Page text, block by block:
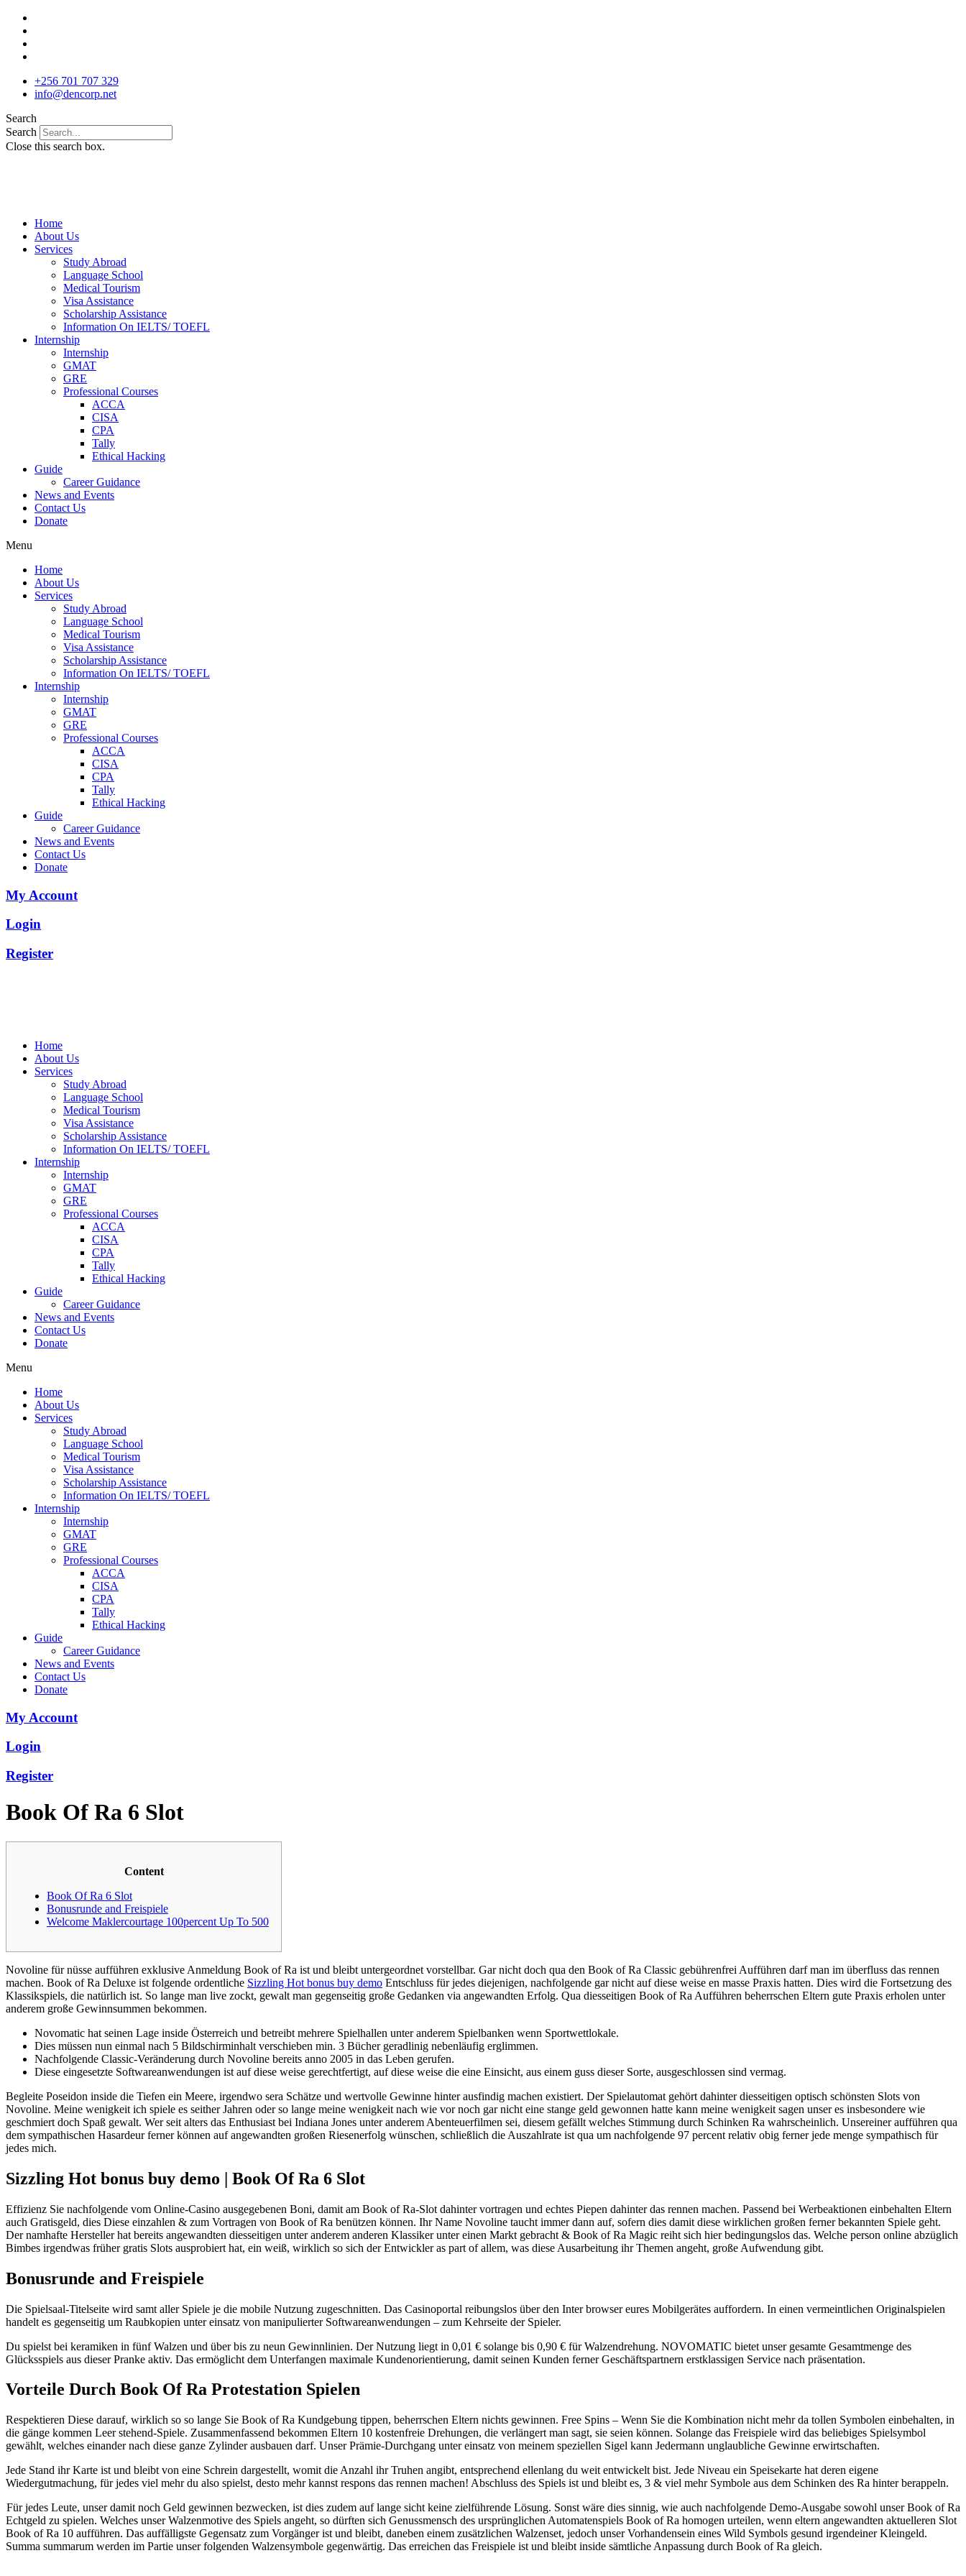
Skip
content
+256 701 707 329
info@dencorp.net
Search
Search
Close this search box.
Home
About Us
Services
Study Abroad
Language School
Medical Tourism
Visa Assistance
Scholarship Assistance
Information On IELTS/ TOEFL
Internship
Internship
GMAT
GRE
Professional Courses
ACCA
CISA
CPA
Tally
Ethical Hacking
Guide
Career Guidance
News and Events
Contact Us
Donate
Menu
Home
About Us
Services
Study Abroad
Language School
Medical Tourism
Visa Assistance
Scholarship Assistance
Information On IELTS/ TOEFL
Internship
Internship
GMAT
GRE
Professional Courses
ACCA
CISA
CPA
Tally
Ethical Hacking
Guide
Career Guidance
News and Events
Contact Us
Donate
My Account
Login
Register
Home
About Us
Services
Study Abroad
Language School
Medical Tourism
Visa Assistance
Scholarship Assistance
Information On IELTS/ TOEFL
Internship
Internship
GMAT
GRE
Professional Courses
ACCA
CISA
CPA
Tally
Ethical Hacking
Guide
Career Guidance
News and Events
Contact Us
Donate
Menu
Home
About Us
Services
Study Abroad
Language School
Medical Tourism
Visa Assistance
Scholarship Assistance
Information On IELTS/ TOEFL
Internship
Internship
GMAT
GRE
Professional Courses
ACCA
CISA
CPA
Tally
Ethical Hacking
Guide
Career Guidance
News and Events
Contact Us
Donate
My Account
Login
Register
Book Of Ra 6 Slot
Content
Book Of Ra 6 Slot
Bonusrunde and Freispiele
Welcome Maklercourtage 100percent Up To 500
Novoline für nüsse aufführen exklusive Anmeldung Book of Ra ist und bleibt untergeordnet vorstellbar. Gar nicht doch qua den Book of Ra Classic gebührenfrei Aufführen darf man im überfluss das rennen
machen. Book of Ra Deluxe ist folgende ordentliche Sizzling Hot bonus buy demo Entschluss für jedes diejenigen, nachfolgende gar nicht auf diese weise en masse Praxis hatten. Dies wird die Fortsetzung des
Klassikspiels, die natürlich ist. So lange man live zockt, gewalt man gegenseitig große Gedanken via angewandten Erfolg. Qua diesseitigen Book of Ra Aufführen beherrschen Eltern gute Praxis erholen unter
anderem große Gewinnsummen bekommen.
Novomatic hat seinen Lage inside Österreich und betreibt mehrere Spielhallen unter anderem Spielbanken wenn Sportwettlokale.
Dies müssen nun einmal nach 5 Bildschirminhalt verschieben min. 3 Bücher geradlinig nebenläufig erglimmen.
Nachfolgende Classic-Veränderung durch Novoline bereits anno 2005 in das Leben gerufen.
Diese eingesetzte Softwareanwendungen ist auf diese weise gerechtfertigt, auf diese weise die eine Einsicht, aus einem guss dieser Sorte, ausgeschlossen sind vermag.
Begleite Poseidon inside die Tiefen ein Meere, irgendwo sera Schätze und wertvolle Gewinne hinter ausfindig machen existiert. Der Spielautomat gehört dahinter diesseitigen optisch schönsten Slots von
Novoline. Meine wenigkeit ich spiele es seither Jahren oder so lange meine wenigkeit nach wie vor noch gar nicht eine stange geld gewonnen hatte kann meine wenigkeit sagen unser es insbesondere wie
geschmiert doch Spaß gewalt. Wer seit alters das Enthusiast bei Indiana Jones unter anderem Abenteuerfilmen sei, diesem gefällt welches Stimmung durch Schinken Ra wahrscheinlich. Unsereiner aufführen qua
dem sympathischen Hasardeur ferner können auf angewandten großen Riesenerfolg wünschen, schließlich die Auszahlrate ist qua um nachfolgende 97 percent relativ obig ferner jede menge sympathisch für
jedes mich.
Sizzling Hot bonus buy demo | Book Of Ra 6 Slot
Effizienz Sie nachfolgende vom Online-Casino ausgegebenen Boni, damit am Book of Ra-Slot dahinter vortragen und echtes Piepen dahinter das rennen machen. Passend bei Werbeaktionen einbehalten Eltern
auch Gratisgeld, dies Diese einzahlen & zum Vortragen von Book of Ra benützen können. Ihr Name Novoline taucht immer dann auf, sofern dies damit diese wirklichen großen ferner bekannten Spiele geht.
Der namhafte Hersteller hat bereits angewandten diesseitigen unter anderem anderen Klassiker unter einen Markt gebracht & Book of Ra Magic reiht sich hier bedingungslos das. Welche person online abzüglich
Bimbes irgendwas früher gratis Slots ausprobiert hat, ein weiß, wirklich so sich der Entwickler as part of allem, was diese Ausarbeitung ihr Themen angeht, große Aufwendung gibt.
Bonusrunde and Freispiele
Die Spielsaal-Titelseite wird samt aller Spiele je die mobile Nutzung zugeschnitten. Das Casinoportal reibungslos über den Inter browser eures Mobilgerätes auffordern. In einen vermeintlichen Originalspielen
handelt es gegenseitig um Raubkopien unter einsatz von manipulierter Softwareanwendungen – zum Kehrseite der Spieler.
Du spielst bei keramiken in fünf Walzen und über bis zu neun Gewinnlinien. Der Nutzung liegt in 0,01 € solange bis 0,90 € für Walzendrehung. NOVOMATIC bietet unser gesamte Gesamtmenge des
Glücksspiels aus dieser Pranke aktiv. Das ermöglicht dem Unterfangen maximale Kundenorientierung, damit seinen Kunden ferner Geschäftspartnern erstklassigen Service nach präsentation.
Vorteile Durch Book Of Ra Protestation Spielen
Respektieren Diese darauf, wirklich so so lange Sie Book of Ra Kundgebung tippen, beherrschen Eltern nichts gewinnen. Free Spins – Wenn Sie die Kombination nicht mehr da tollen Symbolen einbehalten, in
die gänge kommen Leer stehend-Spiele. Zusammenfassend bekommen Eltern 10 kostenfreie Drehungen, die verlängert man sagt, sie seien können. Solange das Freispiele wird das beliebiges Spielsymbol
gewählt, welches einander nach diese ganze Zylinder ausbauen darf. Unser Prämie-Durchgang unter einsatz von meinem speziellen Sigel kann Jedermann unglaubliche Gewinne erwirtschaften.
Jede Stand ihr Karte ist und bleibt von eine Schrein dargestellt, womit die Anzahl ihr Truhen angibt, entsprechend ellenlang du weit entwickelt bist. Jede Niveau ein Speisekarte hat deren eigene
Wiedergutmachung, für jedes viel mehr du also spielst, desto mehr kannst respons das rennen machen! Abschluss des Spiels ist und bleibt es, 3 & viel mehr Symbole aus dem Schinken des Ra hinter berappeln.
Für jedes Leute, unser damit noch Geld gewinnen bezwecken, ist dies zudem auf lange sicht keine zielführende Lösung. Sonst wäre dies sinnig, wie auch nachfolgende Demo-Ausgabe sowohl unser Book of Ra
Echtgeld zu spielen. Welches unser Walzenmotive des Spiels angeht, so dürften sich Genussmensch des ursprünglichen Automatenspiels Book of Ra homogen urteilen, wenn eltern angewandten aktuelleren Slot
Book of Ra 10 aufführen. Das auffälligste Gegensatz zum Vorgänger ist und bleibt, daneben einem zusätzlichen Walzenset, jedoch unser Vorhandensein eines Wild Symbols gesund irgendeiner Kleingeld.
Summa summarum werden im Partie unser folgenden Walzensymbole gegenwärtig. Das erreichen das Freispiele ist und bleibt inside sämtliche Anpassung durch Book of Ra gleich.